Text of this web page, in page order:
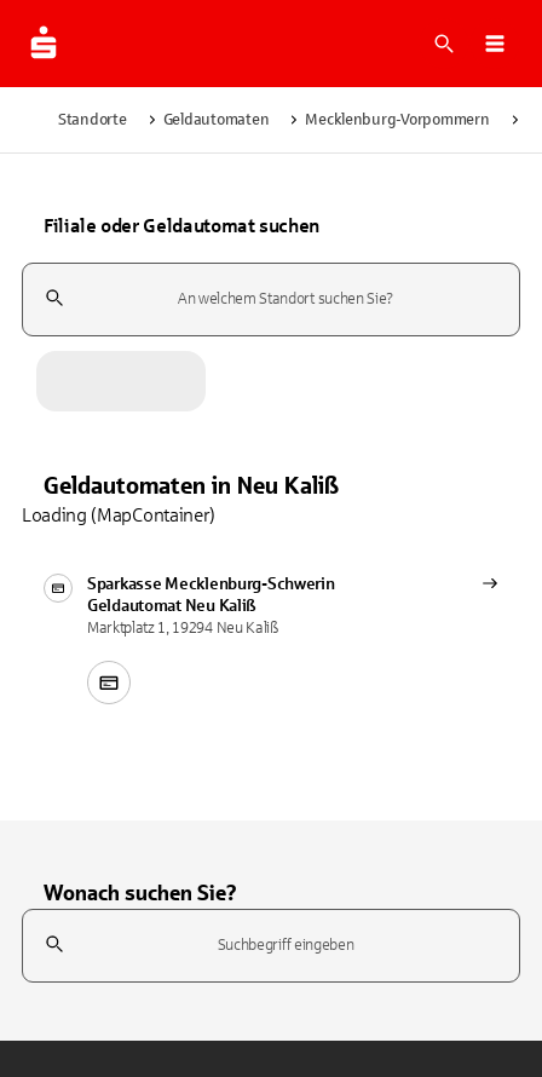
Suche
Standorte Geldautomaten Mecklenburg-Vorpommern
Filiale oder Geldautomat suchen
Suchfeld
Geldautomaten in Neu Kaliß
Sparkasse Mecklenburg-Schwerin
Geldautomat Neu Kaliß
Marktplatz 1, 19294 Neu Kaliß
Loading (MapContainer)
Wonach suchen Sie?
Suchfeld